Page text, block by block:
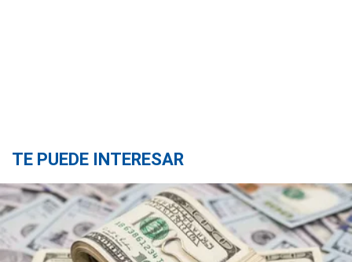
TE PUEDE INTERESAR